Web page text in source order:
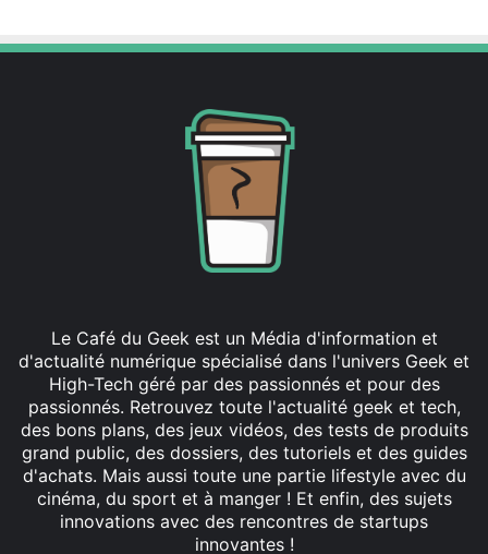
Le Café du Geek est un Média d'information et
d'actualité numérique spécialisé dans l'univers Geek et
High-Tech géré par des passionnés et pour des
passionnés. Retrouvez toute l'actualité geek et tech,
des bons plans, des jeux vidéos, des tests de produits
grand public, des dossiers, des tutoriels et des guides
d'achats. Mais aussi toute une partie lifestyle avec du
cinéma, du sport et à manger ! Et enfin, des sujets
innovations avec des rencontres de startups
innovantes !